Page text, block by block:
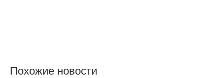
Похожие новости